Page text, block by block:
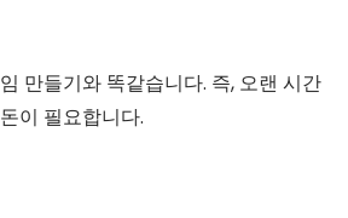
만들기와 똑같습니다. 즉, 오랜 시간
이 필요합니다.